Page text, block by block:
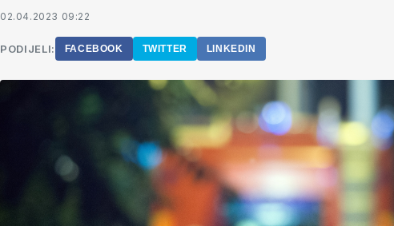
02.04.2023 09:22
PODIJELI: FACEBOOK TWITTER LINKEDIN